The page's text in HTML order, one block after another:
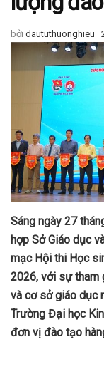
bởi daututhuonghieu
Sáng ngày 27
hợp Sở Giáo dục
mạc Hội thi Học
2026, với sự tham
và cơ sở giáo dục
Trường Đại học
đơn vị đào tạo